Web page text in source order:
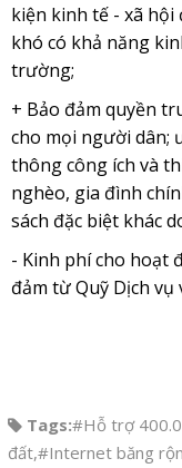
kiện kinh tế - xã hội
khó có khả năng
trường;
+ Bảo đảm quyền
cho mọi người dân;
thông công ích và
nghèo, gia đình
sách đặc biệt khác
- Kinh phí cho hoạt
đảm từ Quỹ Dịch
Tags:#Hỗ trợ
đất,#Internet băng